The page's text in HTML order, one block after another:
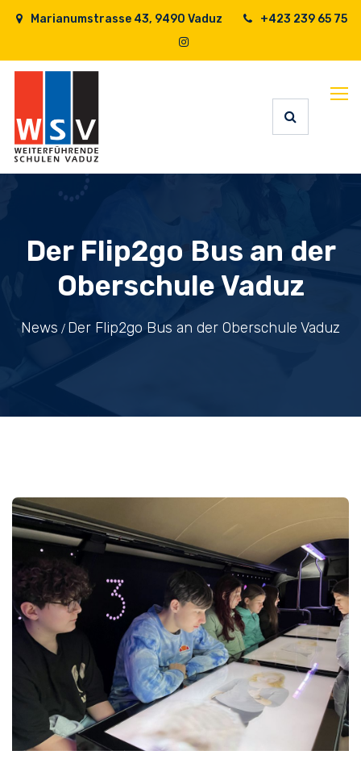
Marianumstrasse 43, 9490 Vaduz +423 239 65 75
Der Flip2go Bus an der
Oberschule Vaduz
News Der Flip2go Bus an der Oberschule Vaduz